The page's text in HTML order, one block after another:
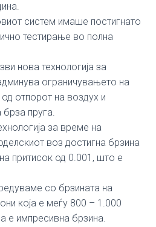
систем имаше постигнато
тестирање во полна
нова технологија за
ограничувањето на
отпорот на воздух и
брза пруга.
за време на
воз достигна брзина
притисок од 0.001, што е
со брзината на
која е меѓу 800 – 1.000
е импресивна брзина.